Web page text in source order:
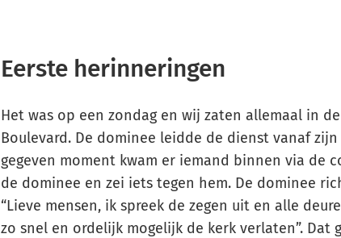
Eerste herinneringen
Het was op een zondag en wij zaten allemaal in
Boulevard. De dominee leidde de dienst vanaf
gegeven moment kwam er iemand binnen via de
de dominee en zei iets tegen hem. De dominee
“Lieve mensen, ik spreek de zegen uit en alle
zo snel en ordelijk mogelijk de kerk verlaten”. Dat